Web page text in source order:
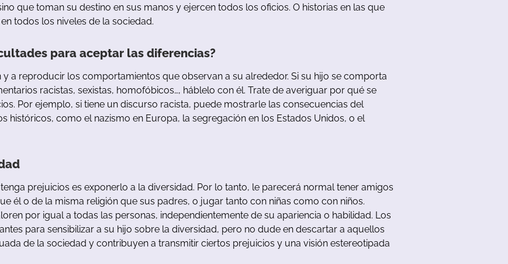
que toman su destino en sus manos y ejercen todos los oficios. O historias en las que
en todos los niveles de la sociedad.
para aceptar las diferencias?
y a reproducir los comportamientos que observan a su alrededor. Si su hijo se comporta
racistas, sexistas, homofóbicos…, háblelo con él. Trate de averiguar por qué se
. Por ejemplo, si tiene un discurso racista, puede mostrarle las consecuencias del
históricos, como el nazismo en Europa, la segregación en los Estados Unidos, o el
tenga prejuicios es exponerlo a la diversidad. Por lo tanto, le parecerá normal tener amigos
él o de la misma religión que sus padres, o jugar tanto con niñas como con niños.
por igual a todas las personas, independientemente de su apariencia o habilidad. Los
para sensibilizar a su hijo sobre la diversidad, pero no dude en descartar a aquellos
de la sociedad y contribuyen a transmitir ciertos prejuicios y una visión estereotipada